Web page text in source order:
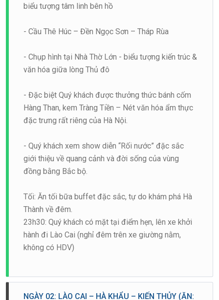
biểu tượng tâm linh bên hồ
- Cầu Thê Húc – Đền Ngọc Sơn – Tháp Rùa
- Chụp hình tại Nhà Thờ Lớn - biểu tượng kiến trúc &
văn hóa giữa lòng Thủ đô
- Đặc biệt Quý khách được thưởng thức bánh cốm
Hàng Than, kem Tràng Tiền – Nét văn hóa ẩm thực
đặc trưng rất riêng của Hà Nội.
- Quý khách xem show diễn “Rối nước” đặc sắc
giới thiệu về quang cảnh và đời sống của vùng
đồng bằng Bắc bộ.
Tối: Ăn tối bữa buffet đặc sắc, tự do khám phá Hà
Thành về đêm.
23h30: Quý khách có mặt tại điểm hẹn, lên xe khởi
hành đi Lào Cai (nghỉ đêm trên xe giường nằm,
không có HDV)
NGÀY 02: LÀO CAI – HÀ KHẨU – KIẾN THỦY (ĂN: